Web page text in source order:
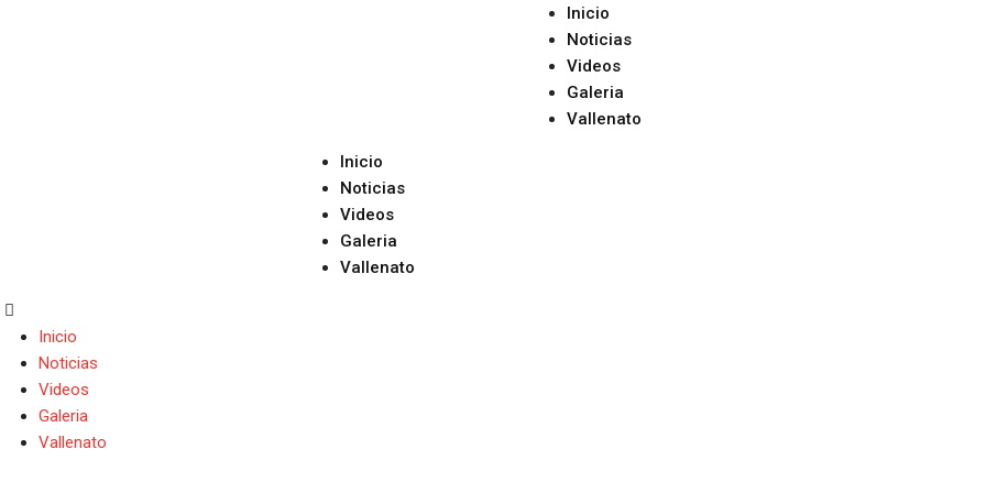
Inicio
Noticias
Videos
Galeria
Vallenato
Inicio
Noticias
Videos
Galeria
Vallenato
Inicio
Noticias
Videos
Galeria
Vallenato